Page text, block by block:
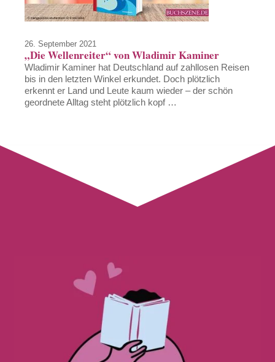
26. September 2021
„Die Wellenreiter“ von Wladimir Kaminer
Wladimir Kaminer hat Deutschland auf zahllosen Reisen
bis in den letzten Winkel erkundet. Doch plötzlich
erkennt er Land und Leute kaum wieder – der schön
geordnete Alltag steht plötzlich kopf …